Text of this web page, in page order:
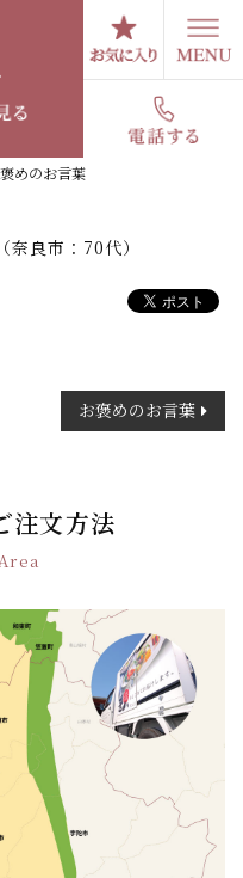
葉
めのお言葉
良市：70代）
お褒めのお言葉
注文方法